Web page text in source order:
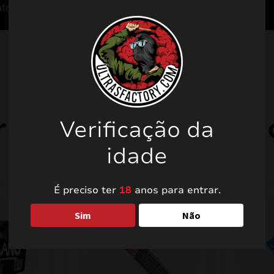
Verificação da
idade
É preciso ter 18 anos para entrar.
Sim Não